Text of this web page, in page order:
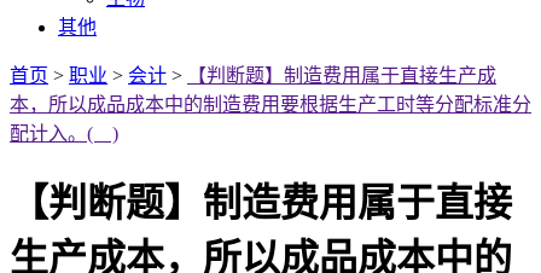
其他
首页 > 职业 > 会计 >
【判断题】制造费用属于直接生产成
本，所以成品成本中的制造费用要根据生产工时等分配标准分
配计入。( )
【判断题】制造费用属于直接
生产成本，所以成品成本中的